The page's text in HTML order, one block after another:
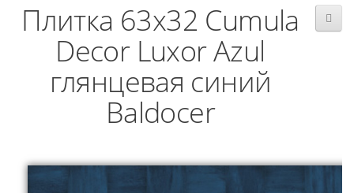
Плитка 63x32 Cumula
Decor Luxor Azul
глянцевая синий
Baldocer